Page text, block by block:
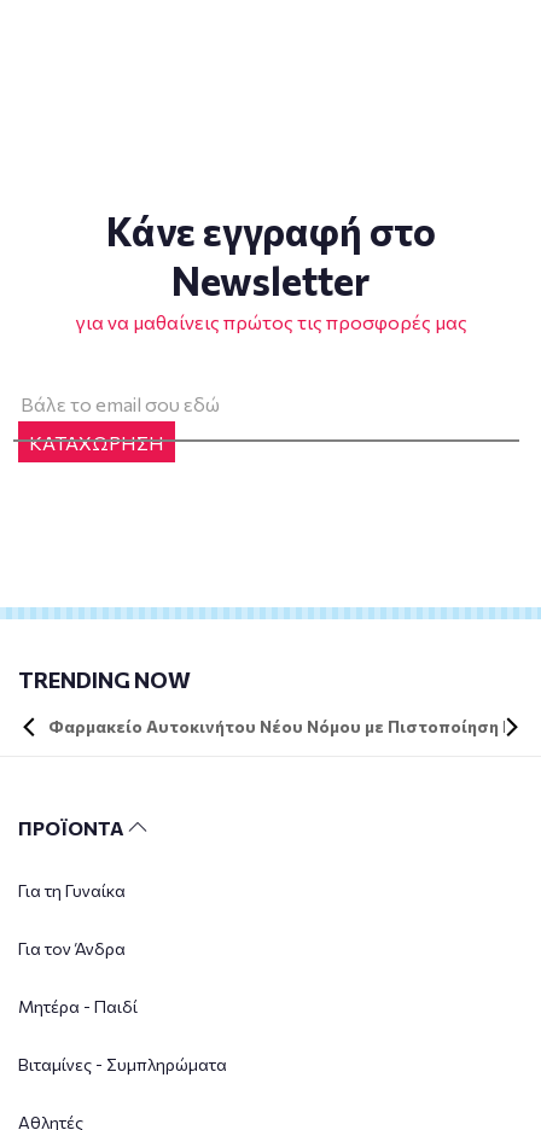
Κάνε εγγραφή στο
Newsletter
για να μαθαίνεις πρώτος τις προσφορές μας
ΚΑΤΑΧΩΡΗΣΗ
TRENDING NOW
Φαρμακείο Αυτοκινήτου Νέου Νόμου με Πιστοποίηση DIN
ΠΡΟΪΟΝΤΑ
Για τη Γυναίκα
Για τον Άνδρα
Μητέρα - Παιδί
Βιταμίνες - Συμπληρώματα
Αθλητές